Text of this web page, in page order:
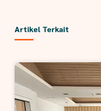
Artikel Terkait